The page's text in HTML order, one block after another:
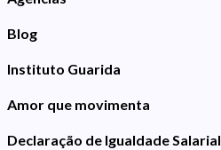
Blog
Instituto Guarida
Amor que movimenta
Declaração de Igualdade Salarial